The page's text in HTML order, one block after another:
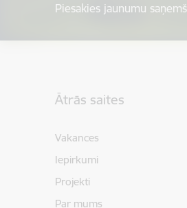
Piesakies jaunumu
Ātrās saites
Vakances
Iepirkumi
Projekti
Par mums